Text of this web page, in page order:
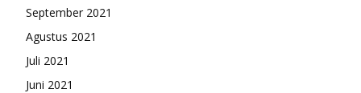
September 2021
Agustus 2021
Juli 2021
Juni 2021